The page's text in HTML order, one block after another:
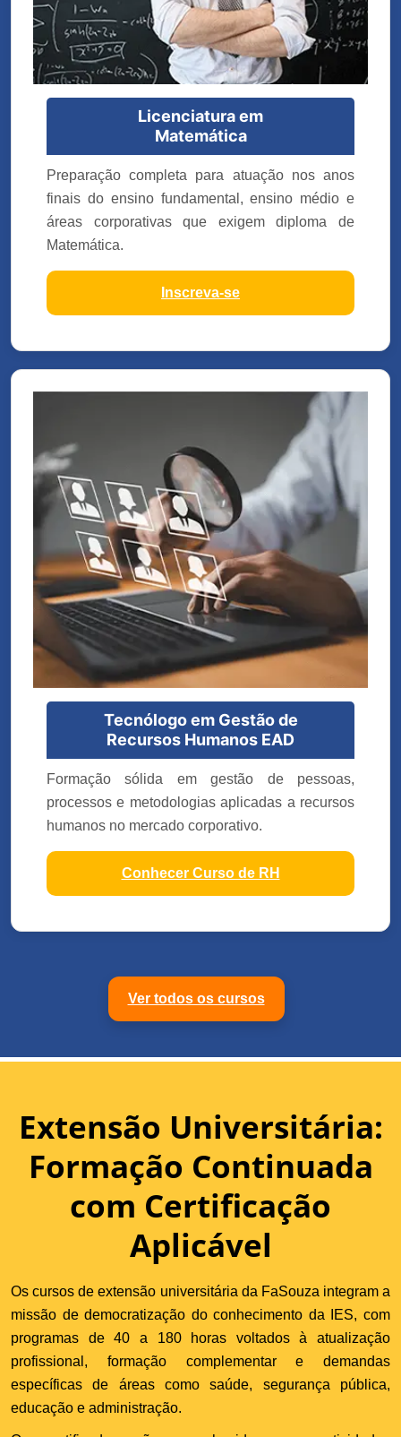
Licenciatura em
Matemática
Preparação completa para atuação nos anos
finais do ensino fundamental, ensino médio e
áreas corporativas que exigem diploma de
Matemática.
Inscreva-se
Tecnólogo em Gestão de
Recursos Humanos EAD
Formação sólida em gestão de pessoas,
processos e metodologias aplicadas a recursos
humanos no mercado corporativo.
Conhecer Curso de RH
Ver todos os cursos
Extensão Universitária:
Formação Continuada
com Certificação
Aplicável
Os cursos de extensão universitária da FaSouza integram a
missão de democratização do conhecimento da IES, com
programas de 40 a 180 horas voltados à atualização
profissional, formação complementar e demandas
específicas de áreas como saúde, segurança pública,
educação e administração.